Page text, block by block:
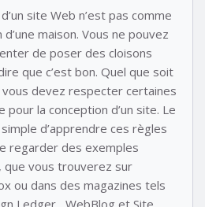
site Web n’est pas comme
maison. Vous ne pouvez
de poser des cloisons
que c’est bon. Quel que soit
devez respecter certaines
pour la conception d’un site. Le
d’apprendre ces règles
regarder des exemples
que vous trouverez sur
ou dans des magazines tels
Ledger , WebBlog et Site